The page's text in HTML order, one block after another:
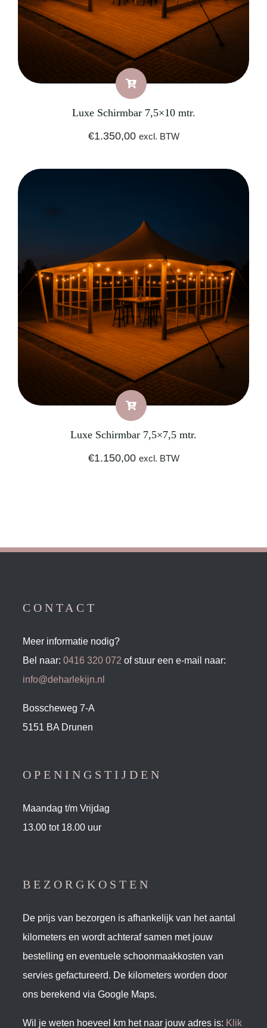
Luxe Schirmbar 7,5×10 mtr.
€1.350,00 excl. BTW
Luxe Schirmbar 7,5×7,5 mtr.
€1.150,00 excl. BTW
CONTACT
Meer informatie nodig?
Bel naar: 0416 320 072 of stuur een e-mail naar:
info@deharlekijn.nl
Bosscheweg 7-A
5151 BA Drunen
OPENINGSTIJDEN
Maandag t/m Vrijdag
13.00 tot 18.00 uur
BEZORGKOSTEN
De prijs van bezorgen is afhankelijk van het aantal
kilometers en wordt achteraf samen met jouw
bestelling en eventuele schoonmaakkosten van
servies gefactureerd. De kilometers worden door
ons berekend via Google Maps.
Wil je weten hoeveel km het naar jouw adres is: Klik